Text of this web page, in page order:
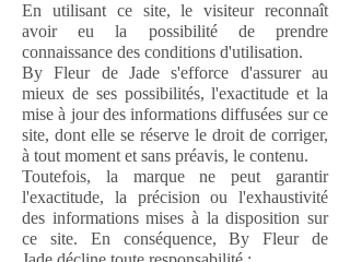
En utilisant ce site, le visiteur reconnaît
avoir eu la possibilité de prendre
connaissance des conditions d'utilisation.
By Fleur de Jade s'efforce d'assurer au
mieux de ses possibilités, l'exactitude et la
mise à jour des informations diffusées sur ce
site, dont elle se réserve le droit de corriger,
à tout moment et sans préavis, le contenu.
Toutefois, la marque ne peut garantir
l'exactitude, la précision ou l'exhaustivité
des informations mises à la disposition sur
ce site. En conséquence, By Fleur de